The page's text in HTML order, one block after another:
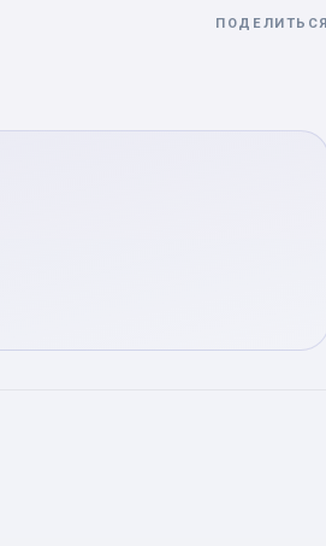
ПОДЕЛИТЬСЯ